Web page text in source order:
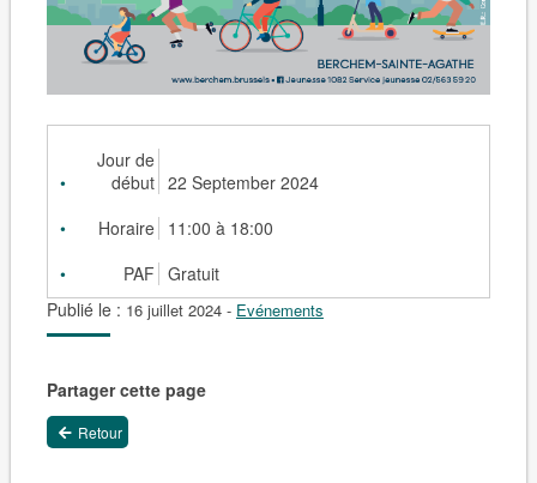
Jour de
début 22 September 2024
Horaire 11:00 à 18:00
PAF
Gratuit
Publié le : 16 juillet 2024 - Evénements
Partager cette page
Retour